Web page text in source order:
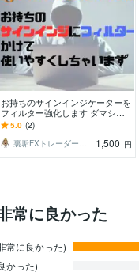
お持ちのサインインジケーターを
フィルター強化します ダマシ矢
印に振り回されるあなた向けのツ
ールでございます
5.0 (2)
1,500 円
常に良かった
常に良かった)
かった)